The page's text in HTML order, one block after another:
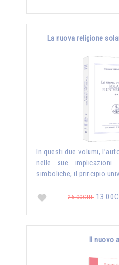
La nuova religione
In questi due volumi,
nelle sue implicazioni
simboliche, il principio
26.00CHF
Il nuovo